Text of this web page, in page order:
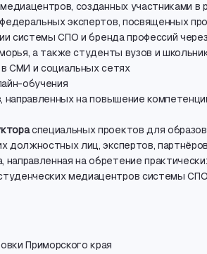
, созданных участниками в
экспертов, посвященных
системы СПО и бренда профессий
, а также студенты вузов и
СМИ и социальных сетях
обучения
, направленных на повышение
специальных проектов для
должностных лиц, экспертов, партнёров
, направленная на обретение
медиацентров системы СПО
Приморского края